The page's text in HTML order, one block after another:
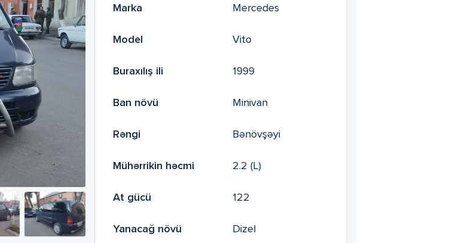
Marka Mercedes
Model Vito
Buraxılış ili 1999
Ban növü Minivan
Rəngi Bənövşəyi
Mühərrikin həcmi 2.2 (L)
At gücü 122
Yanacağ növü Dizel